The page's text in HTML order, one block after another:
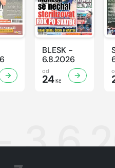
BLESK -
6.8.2026
od
24Kč